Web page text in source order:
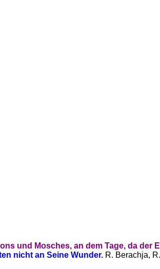
und Mosches, an dem Tage, da der
nicht an Seine Wunder. R. Berachja,